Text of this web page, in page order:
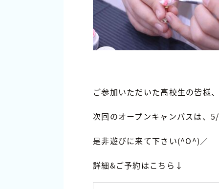
ご参加いただいた高校生の皆様
次回のオープンキャンパスは、
是非遊びに来て下さい(^O^)／
詳細&ご予約はこちら↓